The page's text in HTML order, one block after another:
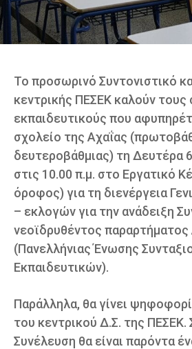
Το προσωρινό Συντονιστικό
κεντρικής ΠΕΣΕΚ καλούν τους
εκπαιδευτικούς που
σχολείο της Αχαΐας
δευτεροβάθμιας) τη Δευτέρα
στις 10.00 π.μ. στο Εργατικό
όροφος) για τη διενέργεια
– εκλογών για την ανάδειξη
νεοϊδρυθέντος
(Πανελλήνιας Ένωσης
Εκπαιδευτικών).
Παράλληλα, θα γίνει
του κεντρικού Δ.Σ. της ΠΕΣΕΚ.
Συνέλευση θα είναι παρόντα